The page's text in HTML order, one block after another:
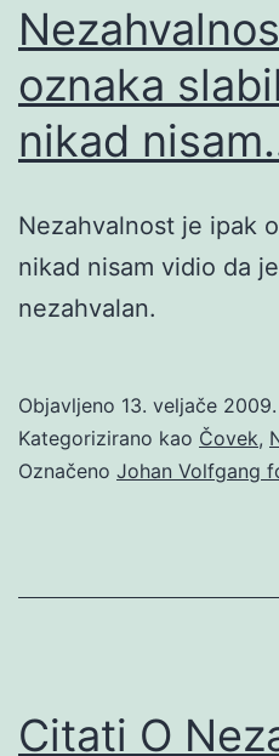
oznaka
nikad
Nezahvalnost je ipak
nikad nisam vidio da
nezahvalan.
Objavljeno 13. veljače 2009.
Kategorizirano kao Čovek,
Označeno Johan Volfgang
Citati O